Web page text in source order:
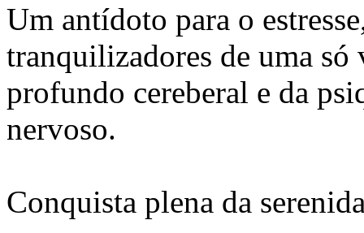
Um antídoto para o
tranquilizadores de uma
profundo cereberal e da
nervoso.
Conquista plena da